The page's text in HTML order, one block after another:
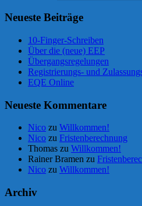
Neueste Beiträge
10-Finger-Schreiben
Über die (neue) EEP
Übergangsregelungen
Registrierungs- und
EQE Online
Neueste Kommentare
Nico zu Willkommen!
Nico zu Fristenberechnung
Thomas zu Willkommen!
Rainer Bramen zu
Nico zu Willkommen!
Archiv